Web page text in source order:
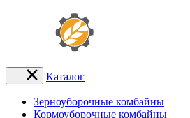
Каталог
Зерноуборочные комбайны
Кормоуборочные комбайны